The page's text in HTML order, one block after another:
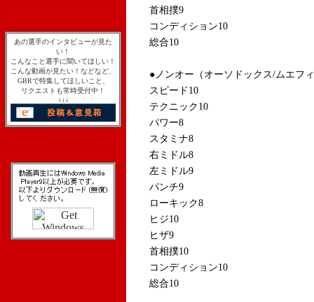
あの選手のインタビューが見た
い！
こんなこと選手に聞いてほしい！
こんな動画が見たい！などなど、
GBRで特集してほしいこと、
リクエストも常時受付中！
↓↓↓
首相撲9
コンディション10
総合10
●ノンオー（オーソドックス/ムエフ
スピード10
テクニック10
パワー8
スタミナ8
右ミドル8
左ミドル9
パンチ9
ローキック8
ヒジ10
ヒザ9
首相撲10
コンディション10
総合10